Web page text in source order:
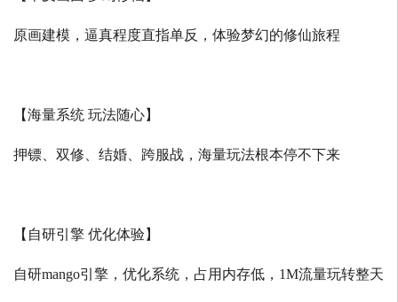
原画建模，逼真程度直指单反，体验梦幻的修仙旅程
【海量系统 玩法随心】
押镖、双修、结婚、跨服战，海量玩法根本停不下来
【自研引擎 优化体验】
自研mango引擎，优化系统，占用内存低， 1M流量玩转整天